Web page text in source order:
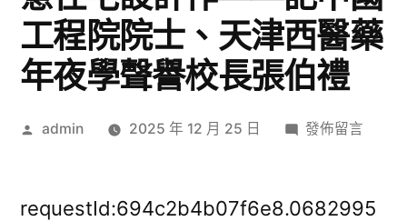
工程院院士、天津西醫藥
年夜學聲譽校長張伯禮
作
admin 2025 年 12 月 25 日
在
國
發佈留言
requestId:694c2b4b07f6e8.0682995